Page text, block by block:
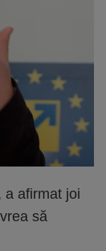
a afirmat joi
să